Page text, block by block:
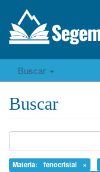
Buscar
Buscar
Materia: fenocristal ×